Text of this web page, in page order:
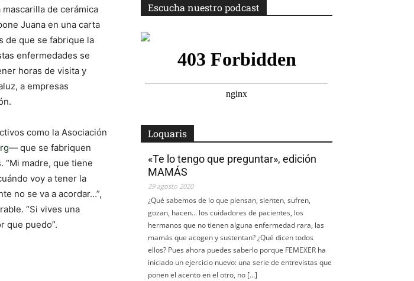
de cerámica
Juana en una carta
de que se fabrique la
enfermedades se
horas de visita y
a empresas
como la Asociación
— que se fabriquen
“Mi madre, que tiene
voy a tener la
no se va a acordar…”,
“Si vives una
que puedo”.
Escucha nuestro podcast
Loquaris
«Te lo tengo que preguntar», edición
MAMÁS
29 agosto 2020
¿Qué sabemos de lo que piensan, sienten, sufren,
gozan, hacen... los cuidadores de pacientes, los
hermanos que no tienen alguna enfermedad rara, las
mamás que acogen y sustentan? ¿Qué dicen todos
ellos? Pues ahora puedes saberlo porque FEMEXER ha
iniciado un ejercicio nuevo: una serie de entrevistas que
ponen el acento en el otro, no […]